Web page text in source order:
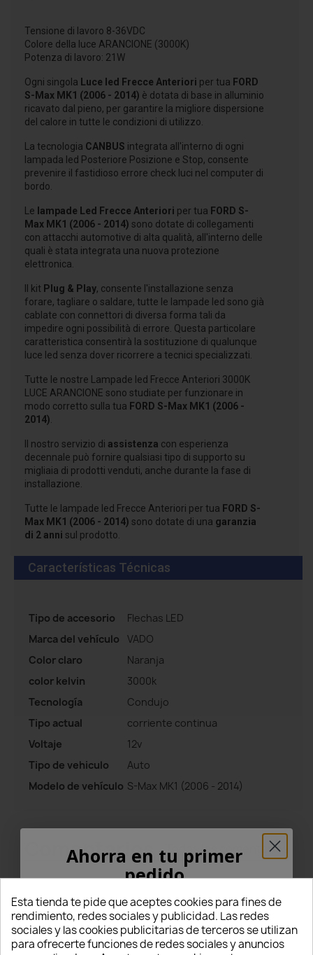
Tensione di lavoro 8-36VDC
Colore della luce ARANCIONE (3000K)
Potenza di lavoro: 21W
Ogni singola Luce led Frecce Anteriori per tua FORD
S-Max MK1 (2006 - 2014) è dotata di base in alluminio
ricavato dal pieno, per garantire la migliore dispersione
del calore in tutte le condizioni di utilizzo.
La tecnologia CANBUS integrata all'interno di ogni
lampada led Posteriore Posizione e Stop, consente
prevenire il fastidioso errore check luci nel computer di
bordo.
Le lampade Led Frecce Anteriori per tua FORD S-
Max MK1 (2006 - 2014) sono dotate di collegamenti
con attacchi automotive di alta qualità, all'interno delle
quali è stata integrata una nuova protezione
elettronica.
Il kit Plug & Play, consente l'installazione senza
forare, tagliare o saldare, tutte le lampade led sono già
cablate con connettori di diversa forma tali da
impedire ogni possibilità di errore. Questa particolare
caratteristica consentirà la sostituzione di qualunque
luce led senza dover ricorrere a tecnici specializzati.
Tutte le nostre Lampade led Frecce Anteriori 3000K
LUCE ARANCIONE sono studiate per funzionare in
modo corretto sulla tua FORD S-Max MK1 (2006 -
2014).
Il nostro servizio di assistenza con esperienza
decennale può fornire qualsiasi tipo di supporto su
migliaia di prodotti venduti, anche durante la fase di
installazione.
Tutte le lampade led Frecce Anteriori per tua FORD S-
Max MK1 (2006 - 2014) sono dotate di una garanzia
di 2 anni sul prodotto.
Características Técnicas
Tipo de accesorio
Flechas LED
Marca del vehículo
VADO
Color claro
Naranja
color kelvin
3000k
Tecnología
Condujo
Tipo actual
corriente continua
Voltaje
12v
Tipo de vehiculo
Auto
Modelo de vehículo S-Max MK1 (2006 - 2014)
Comentarios Todos los comentarios
Valoraciones
5
Esta tienda te pide que aceptes cookies para fines de
rendimiento, redes sociales y publicidad. Las redes
sociales y las cookies publicitarias de terceros se utilizan
para ofrecerte funciones de redes sociales y anuncios
Ahorra en tu primer
pedido
¡5% PARA TI!
Introduce tu correo electrónico aquí abajo